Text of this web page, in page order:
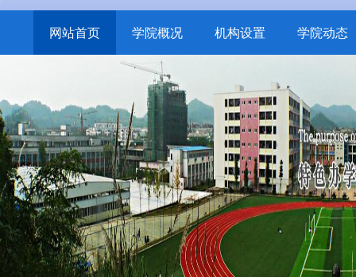
网站首页 学院概况 机构设置 学院动态